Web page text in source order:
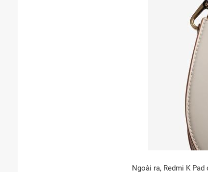
Ngoài ra, Redmi K